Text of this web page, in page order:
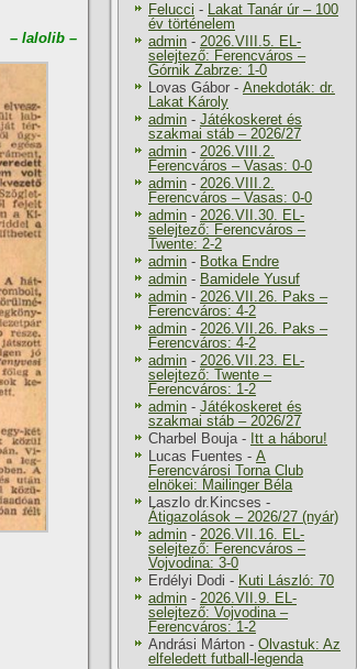
– lalolib –
Felucci - Lakat Tanár úr – 100
év történelem
admin - 2026.VIII.5. EL-
selejtező: Ferencváros –
Górnik Zabrze: 1-0
Lovas Gábor - Anekdoták: dr.
Lakat Károly
admin - Játékoskeret és
szakmai stáb – 2026/27
admin - 2026.VIII.2.
Ferencváros – Vasas: 0-0
admin - 2026.VIII.2.
Ferencváros – Vasas: 0-0
admin - 2026.VII.30. EL-
selejtező: Ferencváros –
Twente: 2-2
admin - Botka Endre
admin - Bamidele Yusuf
admin - 2026.VII.26. Paks –
Ferencváros: 4-2
admin - 2026.VII.26. Paks –
Ferencváros: 4-2
admin - 2026.VII.23. EL-
selejtező: Twente –
Ferencváros: 1-2
admin - Játékoskeret és
szakmai stáb – 2026/27
Charbel Bouja- Itt a háboru!
Lucas Fuentes - A
Ferencvárosi Torna Club
elnökei: Mailinger Béla
Laszlo dr.Kincses -
Átigazolások – 2026/27 (nyár)
admin - 2026.VII.16. EL-
selejtező: Ferencváros –
Vojvodina: 3-0
Erdélyi Dodi - Kuti László: 70
admin - 2026.VII.9. EL-
selejtező: Vojvodina –
Ferencváros: 1-2
Andrási Márton - Olvastuk: Az
elfeledett futball-legenda